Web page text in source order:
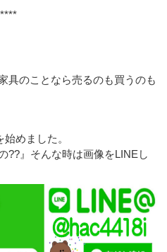
具のことなら売るのも買うのも
めました。
??』そんな時は画像をLINEし